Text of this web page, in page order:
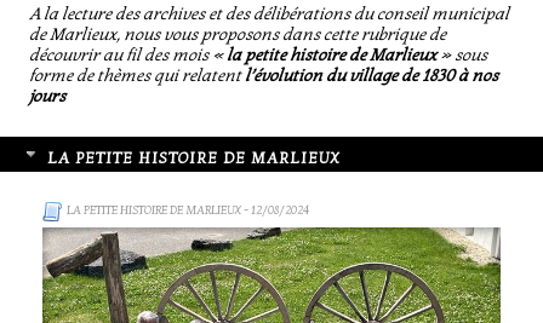
A la lecture des archives et des délibérations du conseil municipal
de Marlieux, nous vous proposons dans cette rubrique de
découvrir au fil des mois «la petite histoire de Marlieux» sous
forme de thèmes qui relatentl’évolution du village de 1830 à nos
jours
LA PETITE HISTOIRE DE MARLIEUX
LA PETITE HISTOIRE DE MARLIEUX- 12/08/2024